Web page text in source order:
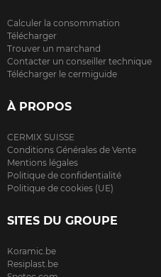
Calculer la consommation
Télécharger
Trouver un marchand
Contacter un conseiller technique
Télécharger le cermiguide
À PROPOS
CERMIX SUISSE
Conditions Générales de Vente
Mentions légales
Politique de confidentialité
Politique de cookies (UE)
SITES DU GROUPE
Koramic.be
Resiplast.be